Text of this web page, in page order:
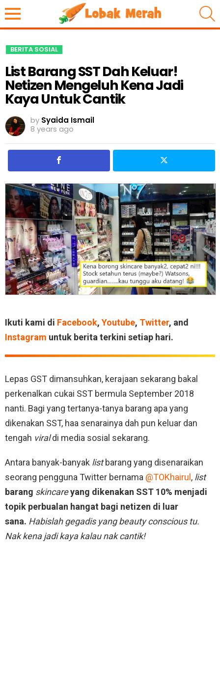
BERITA SOSIAL
List Barang SST Dah Keluar!
Netizen Mengeluh Kena Jadi
Kaya Untuk Cantik
by Syaida Ismail
8 years ago
Ikuti kami di Facebook, Youtube, Twitter, and
Instagram untuk berita terkini setiap hari.
Lepas GST dimansuhkan, kerajaan sekarang bakal
perkenalkan cukai SST bermula September 2018
nanti. Bagi yang tertanya-tanya barang apa yang
dikenakan SST, haa senarainya dah pun keluar dan
tengah viraldi media sosial sekarang.
Antara banyak-banyak listbarang yang disenaraikan
seorang pengguna Twitter bernama @TOKhairul, list
barang skincareyang dikenakan SST 10% menjadi
topik perbualan hangat bagi netizen di luar
sana. Habislah gegadis yang beauty conscious tu.
Nak kena jadi kaya kalau nak cantik!